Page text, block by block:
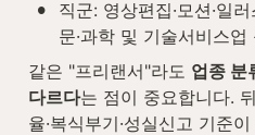
•
직군: 영상편집·모션·일
문·과학 및 기술서비스
같은 "프리랜서"라도 업종 분
다르다는 점이 중요합니다.
율·복식부기·성실신고 기준